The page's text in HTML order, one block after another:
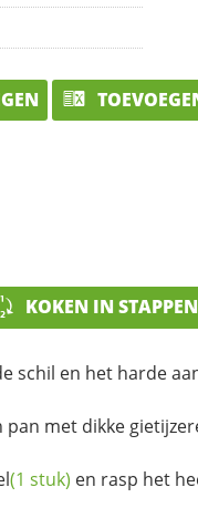
KOKEN IN STAPPEN
schil en het harde
met dikke
(1 stuk) en rasp het